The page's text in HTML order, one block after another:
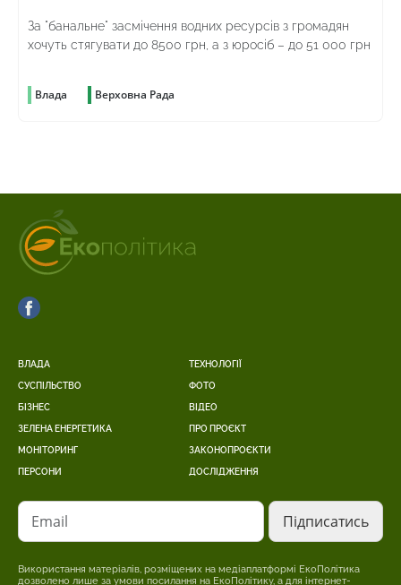
За "банальне" засмічення водних ресурсів з громадян
хочуть стягувати до 8500 грн, а з юросіб – до 51 000 грн
Влада Верховна Рада
ВЛАДА
СУСПІЛЬСТВО
БІЗНЕС
ЗЕЛЕНА ЕНЕРГЕТИКА
МОНІТОРИНГ
ПЕРСОНИ
ТЕХНОЛОГІЇ
ФОТО
ВІДЕО
ПРО ПРОЄКТ
ЗАКОНОПРОЄКТИ
ДОСЛІДЖЕННЯ
Email
Використання матеріалів, розміщених на медіаплатформі ЕкоПолітика
дозволено лише за умови посилання на ЕкоПолітику, а для інтернет-